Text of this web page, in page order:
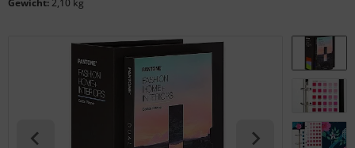
Gewicht:2,10 kg
(Natural Colour System)